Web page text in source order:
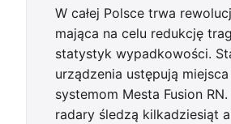
W całej Polsce trwa
mająca na celu redukcję
statystyk wypadkowości.
urządzenia ustępują
systemom Mesta Fusion
radary śledzą kilkadziesiąt